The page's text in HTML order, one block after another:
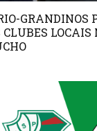
GRANDINOS
CLUBES LOCAIS